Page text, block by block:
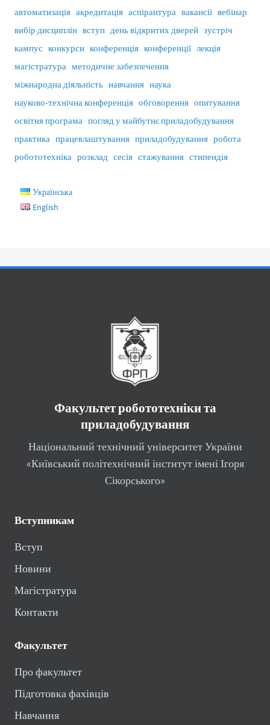
автоматизація акредитація аспірантура вакансії вебінар
вибір дисциплін вступ день відкритих дверей зустріч
кампус конкурси конференція конференції лекція
магістратура методичне забезпечення
міжнародна діяльність навчання наука
науково-технічна конференція обговорення опитування
освітня програма погляд у майбутнє приладобудування
практика працевлаштування приладобудування робота
робототехніка розклад сесія стажування стипендія
Українська
English
Факультет робототехніки та
приладобудування
Національний технічний університет України
«Київський політехнічний інститут імені Ігоря
Сікорського»
Вступникам
Вступ
Новини
Магістратура
Контакти
Факультет
Про факультет
Підготовка фахівців
Навчання